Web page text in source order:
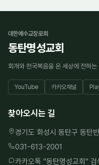
대한예수교장로회
동탄명성교회
회개와 천국복음을 온 세상에 전하는
YouTube 카카오채널
찾아오시는 길
경기도 화성시 동탄구 동탄
031-613-2001
카카오톡 "동탄명성교회" 검